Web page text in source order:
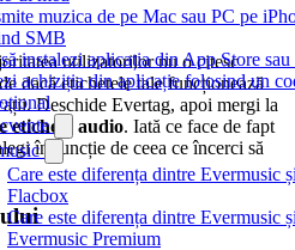
muzica de pe Mac sau PC pe
SMB
instalezi aplicația din App Store sau
achiziția din aplicație folosind un
Care este diferența dintre Evermusic
Flacbox
Care este diferența dintre Evermusic
Evermusic Premium
utilizatorilor nu o citesc
dacă etichetele tale funcționează
Deschide Evertag, apoi mergi la
etichete audio. Iată ce face de fapt
în funcție de ceea ce încerci să